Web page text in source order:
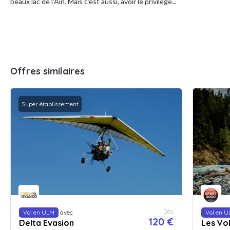
Offres similaires
Super établissement
Vol en ULM avec
Delta Evasion
Dès
120 €
Vol en
Les